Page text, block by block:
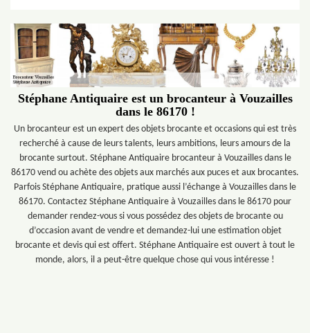
Stéphane Antiquaire est un brocanteur à Vouzailles
dans le 86170 !
Un brocanteur est un expert des objets brocante et occasions qui est très
recherché à cause de leurs talents, leurs ambitions, leurs amours de la
brocante surtout. Stéphane Antiquaire brocanteur à Vouzailles dans le
86170 vend ou achète des objets aux marchés aux puces et aux brocantes.
Parfois Stéphane Antiquaire, pratique aussi l’échange à Vouzailles dans le
86170. Contactez Stéphane Antiquaire à Vouzailles dans le 86170 pour
demander rendez-vous si vous possédez des objets de brocante ou
d’occasion avant de vendre et demandez-lui une estimation objet
brocante et devis qui est offert. Stéphane Antiquaire est ouvert à tout le
monde, alors, il a peut-être quelque chose qui vous intéresse !